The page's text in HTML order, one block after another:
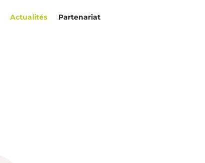
Actualités Partenariat